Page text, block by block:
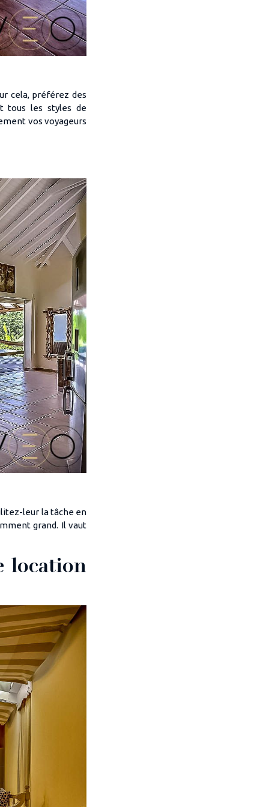
cela, préférez des
tous les styles de
vos voyageurs
leur la tâche en
grand. Il vaut
location